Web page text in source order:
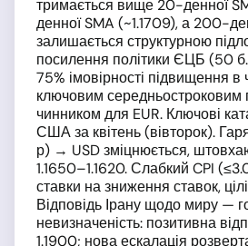
тримається вище 20-денної
денної SMA (~1.1709), а 200-
залишається структурною
посилення політики ЄЦБ (50
75% імовірності підвищення в
ключовим середньостроковим
чинником для EUR. Ключові
США за квітень (вівторок).
р) → USD зміцнюється,
1.1650–1.1620. Слабкий CPI
ставки на зниження ставок,
Відповідь Ірану щодо миру —
невизначеність: позитивна
1.1900; нова ескалація